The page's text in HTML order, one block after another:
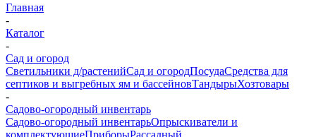
Главная
-
Каталог
-
Сад и огород
Светильники д/растенийСад и огородПосудаСредства для
септиков и выгребных ям и бассейновТандырыХозтовары
-
Садово-огородный инвентарь
Садово-огородный инвентарьОпрыскиватели и
комплектующиеПриборыРассадный